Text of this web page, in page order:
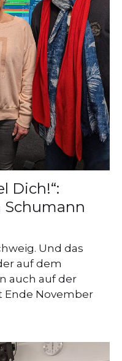
Dich!“:
Und das
auf dem
auch auf der
Ende November